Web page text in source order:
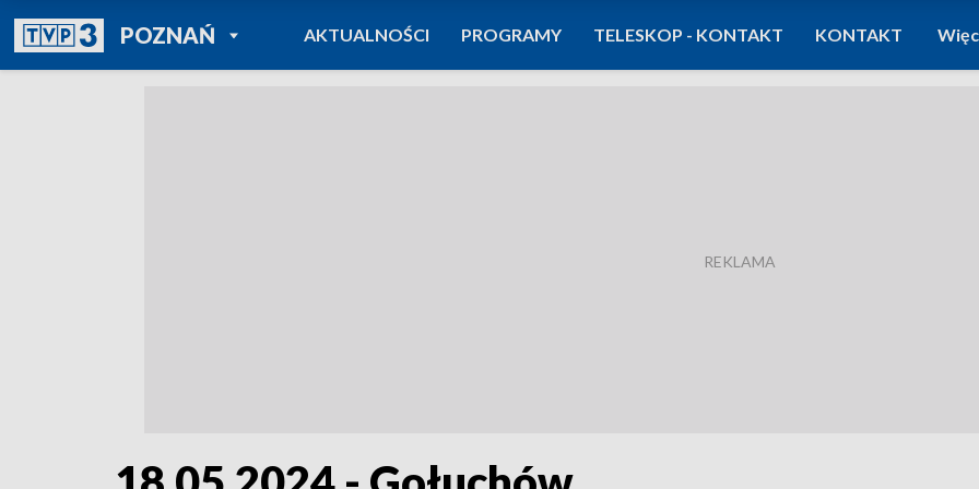
POZNAŃPOWRÓT DO
TVP REGIONY
AKTUALNOŚCI PROGRAMY TELESKOP - KONTAKT KONTAKT